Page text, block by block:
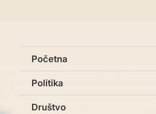
Početna
Politika
Društvo